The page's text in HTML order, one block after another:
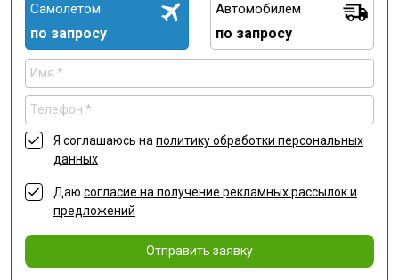
Самолетом
по запросу
Автомобилем
по запросу
Я соглашаюсь наполитику обработки персональных
данных
Даю согласие на получение рекламных рассылок и
предложений
Отправить заявку